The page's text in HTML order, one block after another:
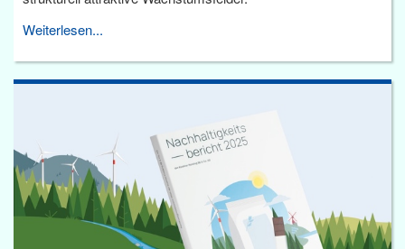
Weiterlesen...